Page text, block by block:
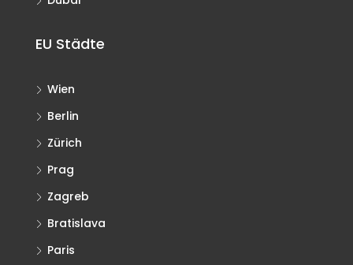
EU Städte
Wien
Berlin
Zürich
Prag
Zagreb
Bratislava
Paris